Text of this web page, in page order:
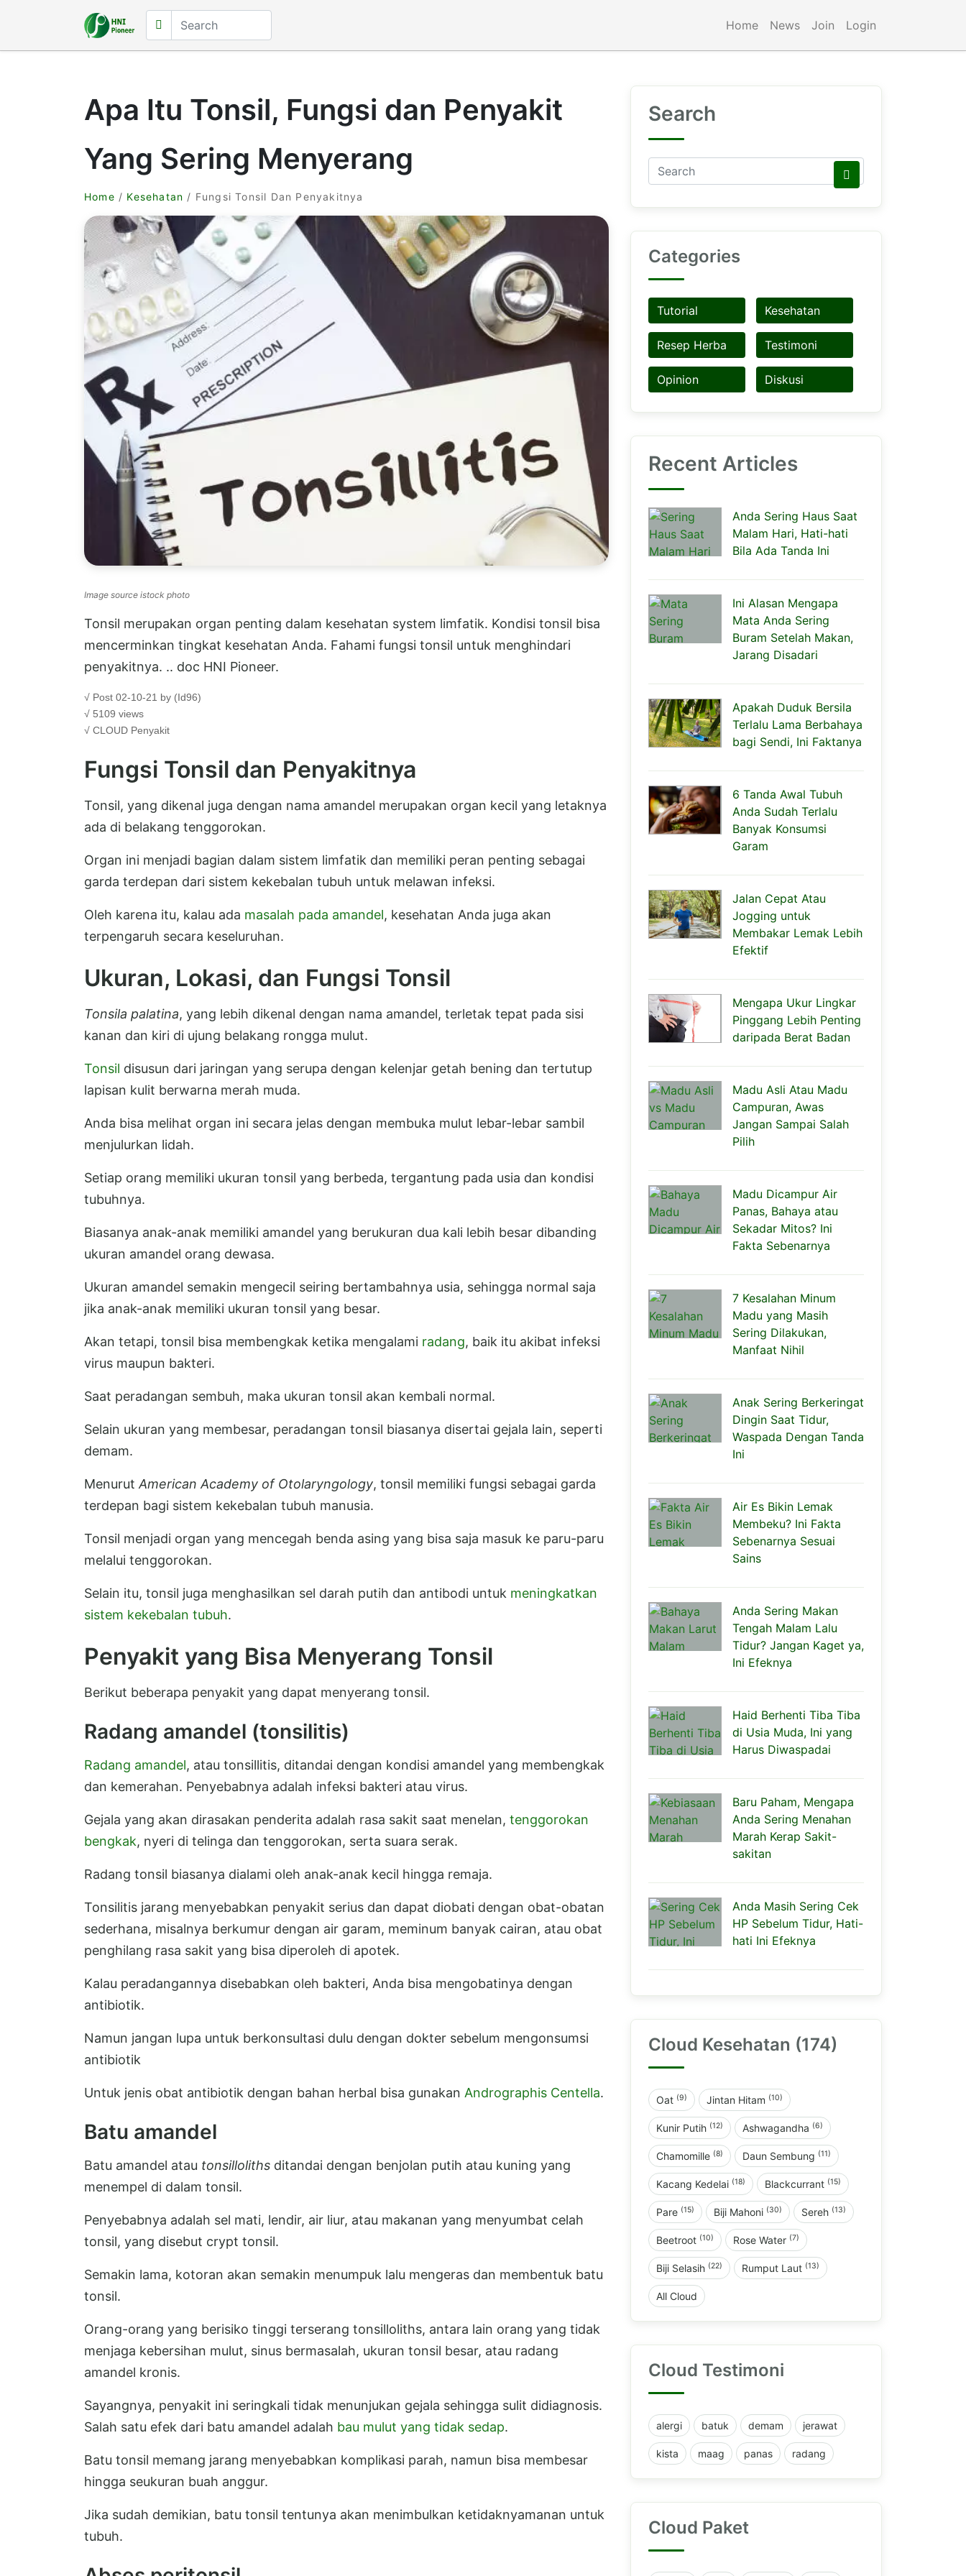
Home News Join Login
Apa Itu Tonsil, Fungsi dan Penyakit
Yang Sering Menyerang
Home / Kesehatan / Fungsi Tonsil Dan Penyakitnya
Image source istock photo
Tonsil merupakan organ penting dalam kesehatan system limfatik. Kondisi tonsil bisa
mencerminkan tingkat kesehatan Anda. Fahami fungsi tonsil untuk menghindari
penyakitnya. .. doc HNI Pioneer.
√ Post 02-10-21 by (Id96)
√ 5109 views
√ CLOUD Penyakit
Fungsi Tonsil dan Penyakitnya
Tonsil, yang dikenal juga dengan nama amandel merupakan organ kecil yang letaknya
ada di belakang tenggorokan.
Organ ini menjadi bagian dalam sistem limfatik dan memiliki peran penting sebagai
garda terdepan dari sistem kekebalan tubuh untuk melawan infeksi.
Oleh karena itu, kalau ada masalah pada amandel, kesehatan Anda juga akan
terpengaruh secara keseluruhan.
Ukuran, Lokasi, dan Fungsi Tonsil
Tonsila palatina, yang lebih dikenal dengan nama amandel, terletak tepat pada sisi
kanan dan kiri di ujung belakang rongga mulut.
Tonsil disusun dari jaringan yang serupa dengan kelenjar getah bening dan tertutup
lapisan kulit berwarna merah muda.
Anda bisa melihat organ ini secara jelas dengan membuka mulut lebar-lebar sambil
menjulurkan lidah.
Setiap orang memiliki ukuran tonsil yang berbeda, tergantung pada usia dan kondisi
tubuhnya.
Biasanya anak-anak memiliki amandel yang berukuran dua kali lebih besar dibanding
ukuran amandel orang dewasa.
Ukuran amandel semakin mengecil seiring bertambahnya usia, sehingga normal saja
jika anak-anak memiliki ukuran tonsil yang besar.
Akan tetapi, tonsil bisa membengkak ketika mengalami radang, baik itu akibat infeksi
virus maupun bakteri.
Saat peradangan sembuh, maka ukuran tonsil akan kembali normal.
Selain ukuran yang membesar, peradangan tonsil biasanya disertai gejala lain, seperti
demam.
Menurut American Academy of Otolaryngology, tonsil memiliki fungsi sebagai garda
terdepan bagi sistem kekebalan tubuh manusia.
Tonsil menjadi organ yang mencegah benda asing yang bisa saja masuk ke paru-paru
melalui tenggorokan.
Selain itu, tonsil juga menghasilkan sel darah putih dan antibodi untuk meningkatkan
sistem kekebalan tubuh.
Penyakit yang Bisa Menyerang Tonsil
Berikut beberapa penyakit yang dapat menyerang tonsil.
Radang amandel (tonsilitis)
Radang amandel, atau tonsillitis, ditandai dengan kondisi amandel yang membengkak
dan kemerahan. Penyebabnya adalah infeksi bakteri atau virus.
Gejala yang akan dirasakan penderita adalah rasa sakit saat menelan, tenggorokan
bengkak, nyeri di telinga dan tenggorokan, serta suara serak.
Radang tonsil biasanya dialami oleh anak-anak kecil hingga remaja.
Tonsilitis jarang menyebabkan penyakit serius dan dapat diobati dengan obat-obatan
sederhana, misalnya berkumur dengan air garam, meminum banyak cairan, atau obat
penghilang rasa sakit yang bisa diperoleh di apotek.
Kalau peradangannya disebabkan oleh bakteri, Anda bisa mengobatinya dengan
antibiotik.
Namun jangan lupa untuk berkonsultasi dulu dengan dokter sebelum mengonsumsi
antibiotik
Untuk jenis obat antibiotik dengan bahan herbal bisa gunakan Andrographis Centella.
Batu amandel
Batu amandel atau tonsilloliths ditandai dengan benjolan putih atau kuning yang
menempel di dalam tonsil.
Penyebabnya adalah sel mati, lendir, air liur, atau makanan yang menyumbat celah
tonsil, yang disebut crypt tonsil.
Semakin lama, kotoran akan semakin menumpuk lalu mengeras dan membentuk batu
tonsil.
Orang-orang yang berisiko tinggi terserang tonsilloliths, antara lain orang yang tidak
menjaga kebersihan mulut, sinus bermasalah, ukuran tonsil besar, atau radang
amandel kronis.
Sayangnya, penyakit ini seringkali tidak menunjukan gejala sehingga sulit didiagnosis.
Salah satu efek dari batu amandel adalah bau mulut yang tidak sedap.
Batu tonsil memang jarang menyebabkan komplikasi parah, namun bisa membesar
hingga seukuran buah anggur.
Jika sudah demikian, batu tonsil tentunya akan menimbulkan ketidaknyamanan untuk
tubuh.
Search
Categories
Tutorial Kesehatan
Resep Herba Testimoni
Opinion Diskusi
Recent Articles
Anda Sering Haus Saat
Malam Hari, Hati-hati
Bila Ada Tanda Ini
Ini Alasan Mengapa
Mata Anda Sering
Buram Setelah Makan,
Jarang Disadari
Apakah Duduk Bersila
Terlalu Lama Berbahaya
bagi Sendi, Ini Faktanya
6 Tanda Awal Tubuh
Anda Sudah Terlalu
Banyak Konsumsi
Garam
Jalan Cepat Atau
Jogging untuk
Membakar Lemak Lebih
Efektif
Mengapa Ukur Lingkar
Pinggang Lebih Penting
daripada Berat Badan
Madu Asli Atau Madu
Campuran, Awas
Jangan Sampai Salah
Pilih
Madu Dicampur Air
Panas, Bahaya atau
Sekadar Mitos? Ini
Fakta Sebenarnya
7 Kesalahan Minum
Madu yang Masih
Sering Dilakukan,
Manfaat Nihil
Anak Sering Berkeringat
Dingin Saat Tidur,
Waspada Dengan Tanda
Ini
Air Es Bikin Lemak
Membeku? Ini Fakta
Sebenarnya Sesuai
Sains
Anda Sering Makan
Tengah Malam Lalu
Tidur? Jangan Kaget ya,
Ini Efeknya
Haid Berhenti Tiba Tiba
di Usia Muda, Ini yang
Harus Diwaspadai
Baru Paham, Mengapa
Anda Sering Menahan
Marah Kerap Sakit-
sakitan
Anda Masih Sering Cek
HP Sebelum Tidur, Hati-
hati Ini Efeknya
Cloud Kesehatan (174)
Oat (9) Jintan Hitam (10)
Kunir Putih (12) Ashwagandha (6)
Chamomille (8) Daun Sembung (11)
Kacang Kedelai (18) Blackcurrant (15)
Pare (15) Biji Mahoni (30) Sereh (13)
Beetroot (10) Rose Water (7)
Biji Selasih (22) Rumput Laut (13)
All Cloud
Cloud Testimoni
alergi batuk demam jerawat
kista maag panas radang
Cloud Paket